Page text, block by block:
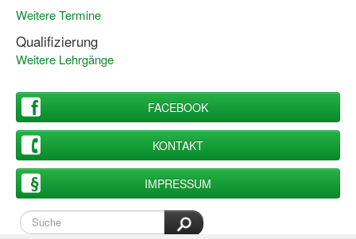
Weitere Termine
Qualifizierung
Weitere Lehrgänge
FACEBOOK
KONTAKT
IMPRESSUM